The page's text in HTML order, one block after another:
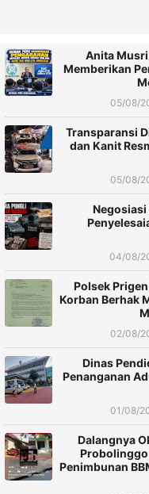
Anita Musri
Memberikan
05/08/
Transparansi
dan Kanit
05/08/
Negosiasi
04/08/
Polsek
Korban Berhak
02/08/
Dinas
Penanganan
01/08/
Dalangnya
Probolinggo
Penimbunan